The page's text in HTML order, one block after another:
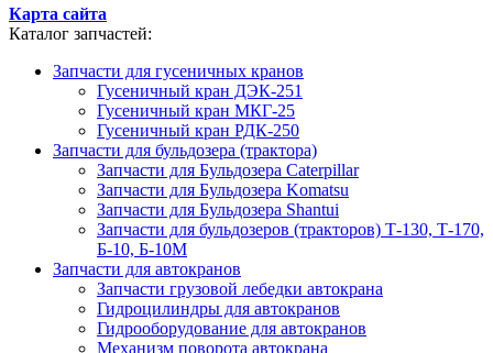
Карта сайта
Каталог запчастей:
Запчасти для гусеничных кранов
Гусеничный кран ДЭК-251
Гусеничный кран МКГ-25
Гусеничный кран РДК-250
Запчасти для бульдозера (трактора)
Запчасти для Бульдозера Caterpillar
Запчасти для Бульдозера Komatsu
Запчасти для Бульдозера Shantui
Запчасти для бульдозеров (тракторов) Т-130, Т-170,
Б-10, Б-10М
Запчасти для автокранов
Запчасти грузовой лебедки автокрана
Гидроцилиндры для автокранов
Гидрооборудование для автокранов
Механизм поворота автокрана